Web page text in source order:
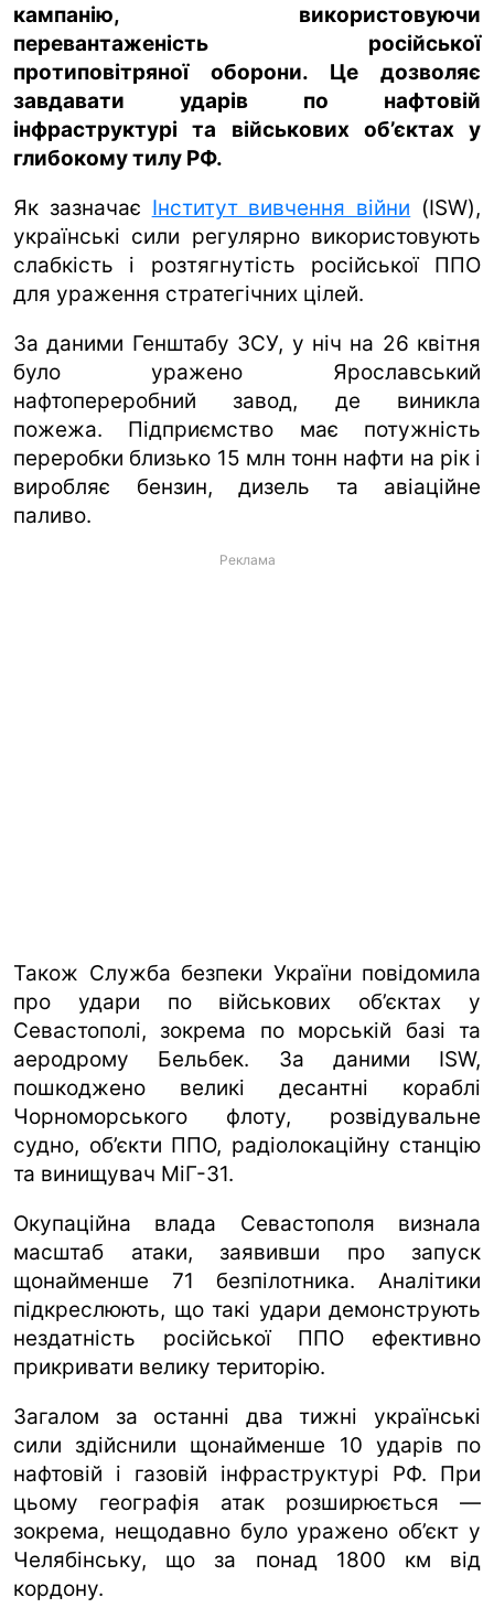
кампанію, використовуючи
перевантаженість російської
протиповітряної оборони. Це дозволяє
завдавати ударів по нафтовій
інфраструктурі та військових об’єктах у
глибокому тилу РФ.
Як зазначає Інститут вивчення війни (ISW),
українські сили регулярно використовують
слабкість і розтягнутість російської ППО
для ураження стратегічних цілей.
За даними Генштабу ЗСУ, у ніч на 26 квітня
було уражено Ярославський
нафтопереробний завод, де виникла
пожежа. Підприємство має потужність
переробки близько 15 млн тонн нафти на рік і
виробляє бензин, дизель та авіаційне
паливо.
Реклама
Також Служба безпеки України повідомила
про удари по військових об’єктах у
Севастополі, зокрема по морській базі та
аеродрому Бельбек. За даними ISW,
пошкоджено великі десантні кораблі
Чорноморського флоту, розвідувальне
судно, об’єкти ППО, радіолокаційну станцію
та винищувач МіГ-31.
Окупаційна влада Севастополя визнала
масштаб атаки, заявивши про запуск
щонайменше 71 безпілотника. Аналітики
підкреслюють, що такі удари демонструють
нездатність російської ППО ефективно
прикривати велику територію.
Загалом за останні два тижні українські
сили здійснили щонайменше 10 ударів по
нафтовій і газовій інфраструктурі РФ. При
цьому географія атак розширюється —
зокрема, нещодавно було уражено об’єкт у
Челябінську, що за понад 1800 км від
кордону.